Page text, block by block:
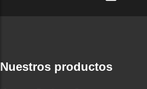
Nuestros productos